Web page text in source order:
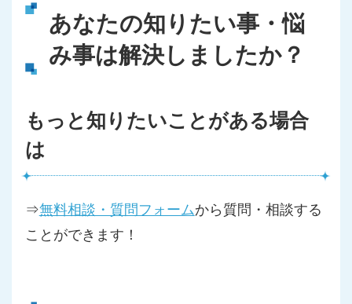
あなたの知りたい事・悩
み事は解決しましたか？
もっと知りたいことがある場合
は
⇒無料相談・質問フォームから質問・相談する
ことができます！